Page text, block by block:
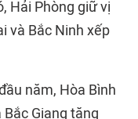
Hải Phòng giữ vị
và Bắc Ninh xếp
năm, Hòa Bình
Giang tăng